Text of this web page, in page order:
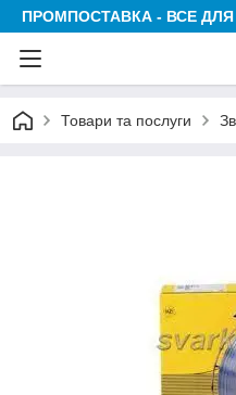
ПРОМПОСТАВКА - ВСЕ
Товари та послуги